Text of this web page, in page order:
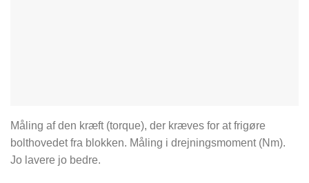
Måling af den kræft (torque), der kræves for at frigøre
bolthovedet fra blokken. Måling i drejningsmoment (Nm).
Jo lavere jo bedre.